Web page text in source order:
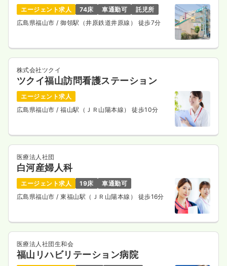
エージェント求人 74床 車通勤可
託児所
広島県福山市 / 御領駅（井原鉄道井原線） 徒歩7分
株式会社ツクイ
ツクイ福山訪問看護ステーション
エージェント求人
広島県福山市 / 福山駅（ＪＲ山陽本線） 徒歩10分
医療法人社団
白河産婦人科
エージェント求人 19床
車通勤可
広島県福山市 / 東福山駅（ＪＲ山陽本線） 徒歩16分
医療法人社団生和会
福山リハビリテーション病院